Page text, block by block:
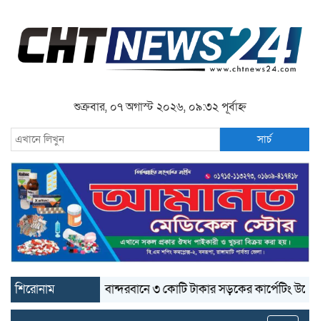
শুক্রবার, ০৭ অগাস্ট ২০২৬, ০৯:৩২ পূর্বাহ্ন
সার্চ
শিরোনাম বান্দরবানে ৩ কোটি টাকার সড়কের কার্পেটিং উঠে যাচ্ছে